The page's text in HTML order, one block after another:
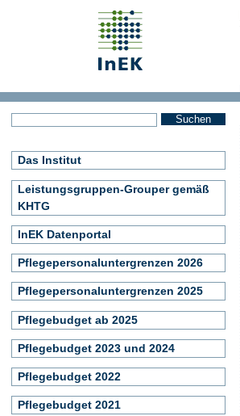
Das Institut
Leistungsgruppen-Grouper gemäß
KHTG
InEK Datenportal
Pflegepersonaluntergrenzen 2026
Pflegepersonaluntergrenzen 2025
Pflegebudget ab 2025
Pflegebudget 2023 und 2024
Pflegebudget 2022
Pflegebudget 2021